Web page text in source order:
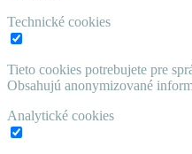
Technické cookies
Tieto cookies potrebujete pre
Obsahujú anonymizované
Analytické cookies